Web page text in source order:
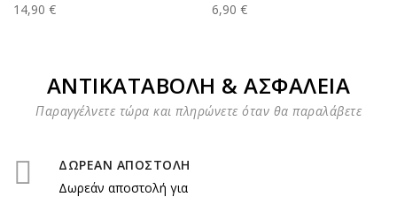
14,90 € 6,90 €
ΑΝΤΙΚΑΤΑΒΟΛΗ & ΑΣΦΑΛΕΙΑ
Παραγγέλνετε τώρα και πληρώνετε όταν θα παραλάβετε
ΔΩΡΕΑΝ ΑΠΟΣΤΟΛΗ
Δωρεάν αποστολή για